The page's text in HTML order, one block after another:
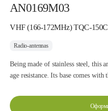
AN0169M03
VHF (166-172MHz) TQC-
Radio-antennas
Being made of stainless steel, this
age resistance. Its base comes